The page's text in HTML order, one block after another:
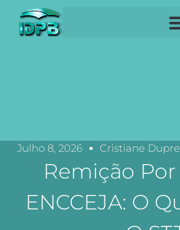
Julho 8, 2026 Cristiane
Remição Por
ENCCEJA: O